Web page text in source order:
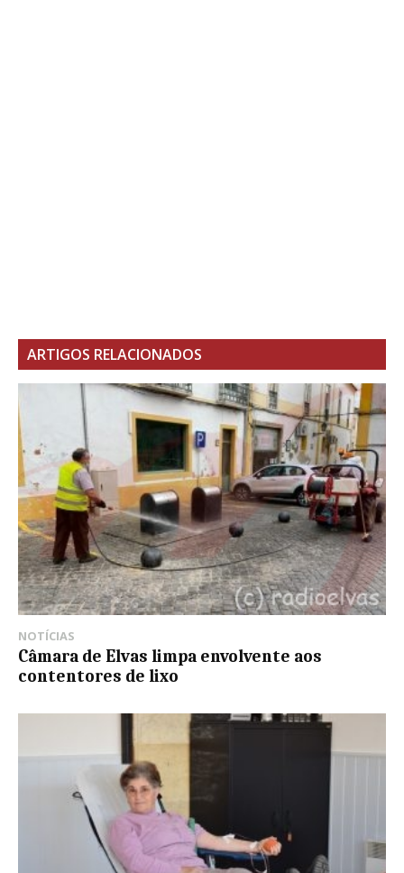
ARTIGOS RELACIONADOS
NOTÍCIAS
Câmara de Elvas limpa envolvente aos
contentores de lixo